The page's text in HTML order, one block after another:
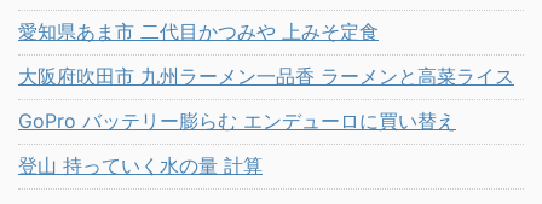
愛知県あま市 二代目かつみや 上みそ定食
大阪府吹田市 九州ラーメン一品香 ラーメンと高菜ライス
GoPro バッテリー膨らむ エンデューロに買い替え
登山 持っていく水の量 計算